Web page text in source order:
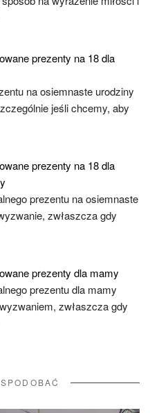
prezenty na 18 dla
na osiemnaste urodziny
jeśli chcemy, aby
prezenty na 18 dla
prezentu na osiemnaste
zwłaszcza gdy
prezenty dla mamy
prezentu dla mamy
zwłaszcza gdy